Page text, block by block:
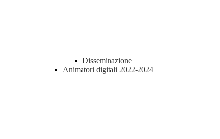
Disseminazione
Animatori digitali 2022-2024